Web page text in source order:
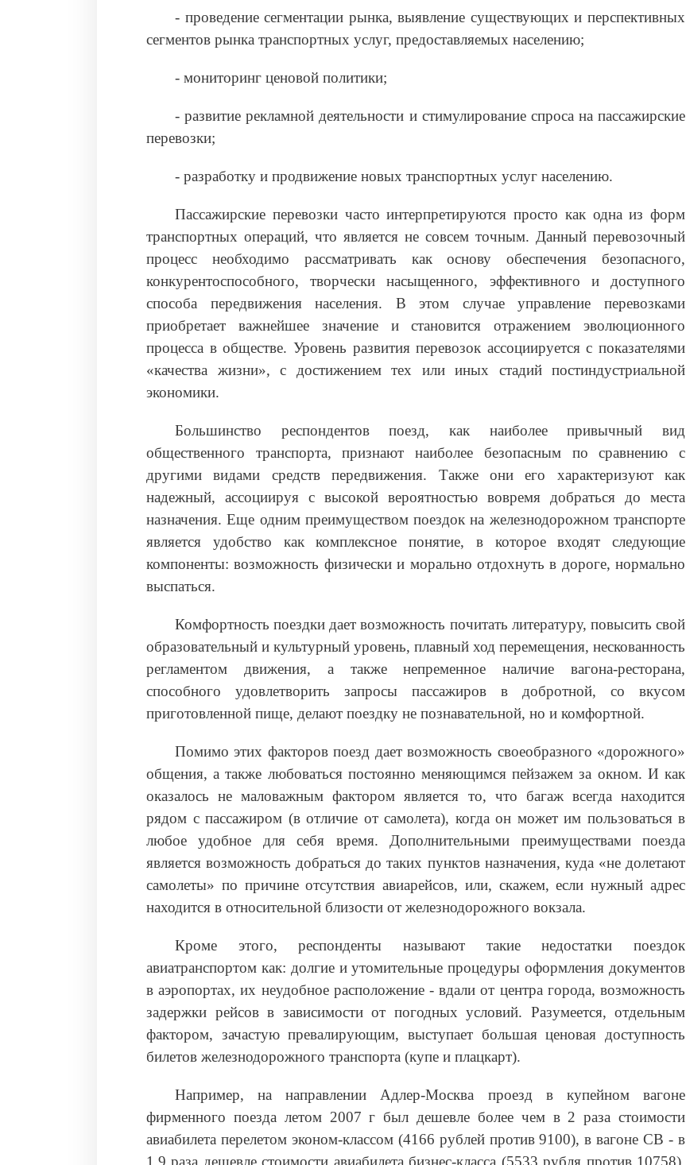
‑ проведение сегментации рынка, выявление существующих и перспективных
сегментов рынка транспортных услуг, предоставляемых населению;
‑ мониторинг ценовой политики;
‑ развитие рекламной деятельности и стимулирование спроса на пассажирские
перевозки;
‑ разработку и продвижение новых транспортных услуг населению.
Пассажирские перевозки часто интерпретируются просто как одна из форм
транспортных операций, что является не совсем точным. Данный перевозочный
процесс необходимо рассматривать как основу обеспечения безопасного,
конкурентоспособного, творчески насыщенного, эффективного и доступного
способа передвижения населения. В этом случае управление перевозками
приобретает важнейшее значение и становится отражением эволюционного
процесса в обществе. Уровень развития перевозок ассоциируется с показателями
«качества жизни», с достижением тех или иных стадий постиндустриальной
экономики.
Большинство респондентов поезд, как наиболее привычный вид
общественного транспорта, признают наиболее безопасным по сравнению с
другими видами средств передвижения. Также они его характеризуют как
надежный, ассоциируя с высокой вероятностью вовремя добраться до места
назначения. Еще одним преимуществом поездок на железнодорожном транспорте
является удобство как комплексное понятие, в которое входят следующие
компоненты: возможность физически и морально отдохнуть в дороге, нормально
выспаться.
Комфортность поездки дает возможность почитать литературу, повысить свой
образовательный и культурный уровень, плавный ход перемещения, нескованность
регламентом движения, а также непременное наличие вагона-ресторана,
способного удовлетворить запросы пассажиров в добротной, со вкусом
приготовленной пище, делают поездку не познавательной, но и комфортной.
Помимо этих факторов поезд дает возможность своеобразного «дорожного»
общения, а также любоваться постоянно меняющимся пейзажем за окном. И как
оказалось не маловажным фактором является то, что багаж всегда находится
рядом с пассажиром (в отличие от самолета), когда он может им пользоваться в
любое удобное для себя время. Дополнительными преимуществами поезда
является возможность добраться до таких пунктов назначения, куда «не долетают
самолеты» по причине отсутствия авиарейсов, или, скажем, если нужный адрес
находится в относительной близости от железнодорожного вокзала.
Кроме этого, респонденты называют такие недостатки поездок
авиатранспортом как: долгие и утомительные процедуры оформления документов
в аэропортах, их неудобное расположение ‑ вдали от центра города, возможность
задержки рейсов в зависимости от погодных условий. Разумеется, отдельным
фактором, зачастую превалирующим, выступает большая ценовая доступность
билетов железнодорожного транспорта (купе и плацкарт).
Например, на направлении Адлер-Москва проезд в купейном вагоне
фирменного поезда летом 2007 г был дешевле более чем в 2 раза стоимости
авиабилета перелетом эконом-классом (4166 рублей против 9100), в вагоне СВ ‑ в
1,9 раза дешевле стоимости авиабилета бизнес-класса (5533 рубля против 10758).